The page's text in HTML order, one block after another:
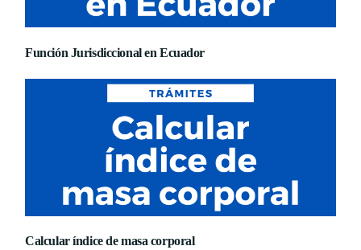
Función Jurisdiccional en Ecuador
Calcular índice de masa corporal